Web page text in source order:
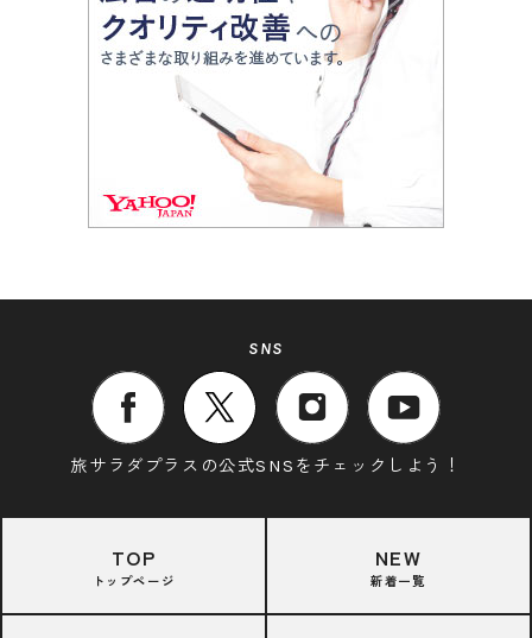
SNS
旅サラダプラスの公式SNSをチェックしよう！
TOP
トップページ
NEW
新着一覧